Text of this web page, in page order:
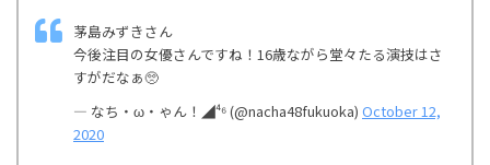
茅島みずきさん
今後注目の女優さんですね！16歳ながら堂々たる演技はさ
すがだなぁ🥺
— なち・ω・ゃん！◢⁴⁶ (@nacha48fukuoka) October 12,
2020